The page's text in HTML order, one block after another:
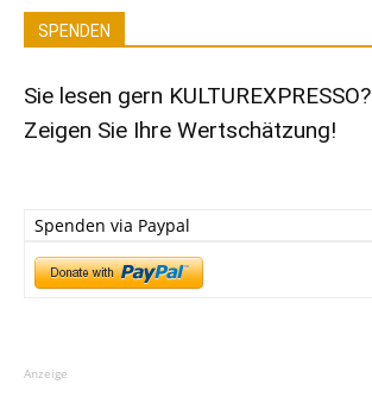
SPENDEN
Sie lesen gern KULTUREXPRESSO?
Zeigen Sie Ihre Wertschätzung!
Spenden via Paypal
Anzeige